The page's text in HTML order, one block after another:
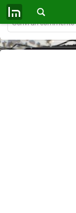
Scrivi un commento